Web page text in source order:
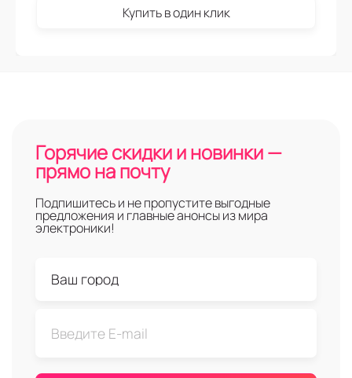
Купить в один клик
Горячие скидки и новинки —
прямо на почту
Подпишитесь и не пропустите выгодные
предложения и главные анонсы из мира
электроники!